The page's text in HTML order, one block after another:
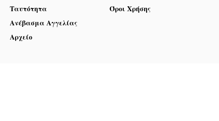
Ταυτότητα
Ανέβασμα Αγγελίας
Αρχείο
Όροι Χρήσης